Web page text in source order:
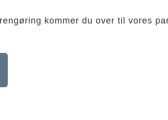
kommer du over til vores